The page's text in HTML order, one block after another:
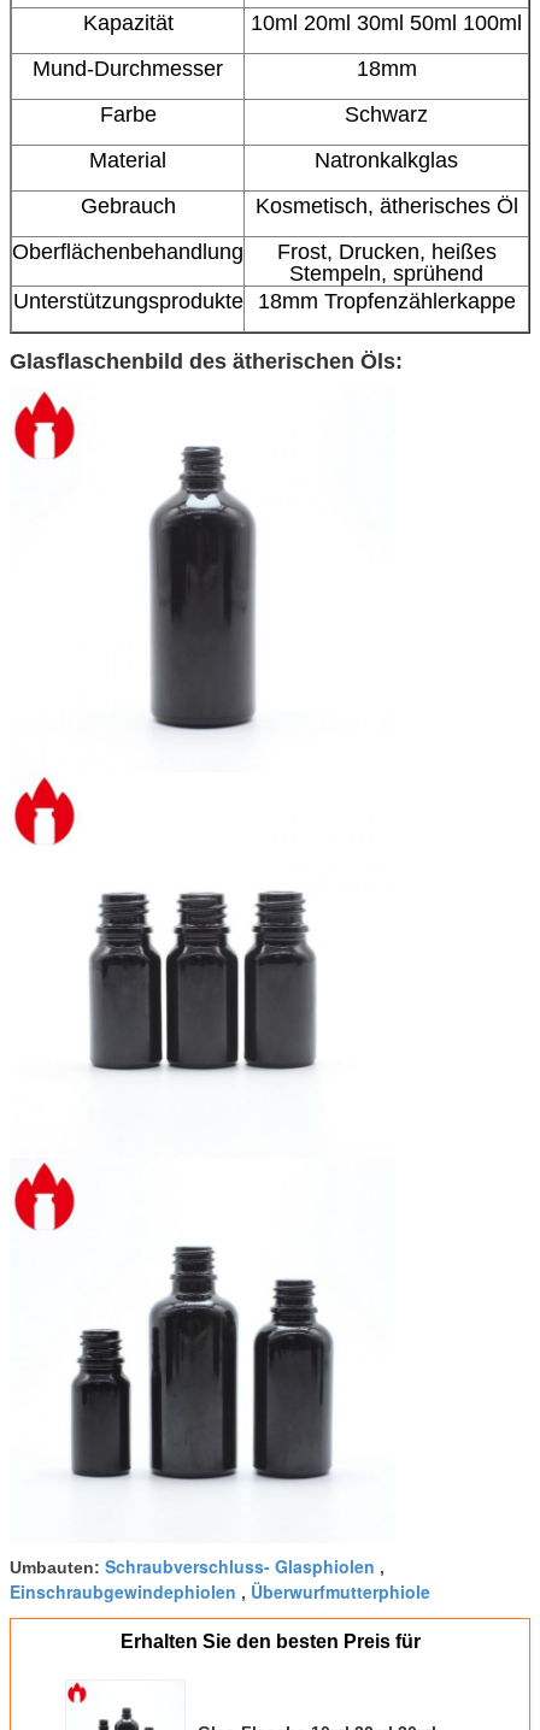
Kapazität
10ml 20ml 30ml 50ml 100ml
Mund-Durchmesser
18mm
Farbe
Schwarz
Material
Natronkalkglas
Gebrauch
Kosmetisch, ätherisches Öl
Oberflächenbehandlung
Frost, Drucken, heißes
Stempeln, sprühend
Unterstützungsprodukte
18mm Tropfenzählerkappe
Glasflaschenbild des ätherischen Öls:
Umbauten: Schraubverschluss- Glasphiolen ,
Einschraubgewindephiolen , Überwurfmutterphiole
Erhalten Sie den besten Preis für